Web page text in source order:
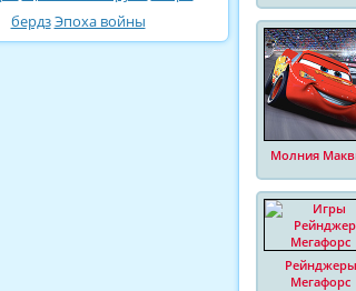
бердзЭпоха войны
Молния
Рейнджеры
Мегафорс